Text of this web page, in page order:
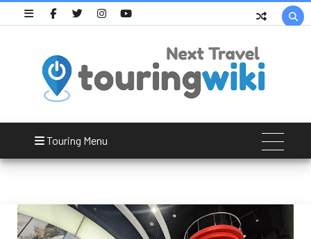

Touring Menu
Taean Oil Damage Overcome Memorial Hall